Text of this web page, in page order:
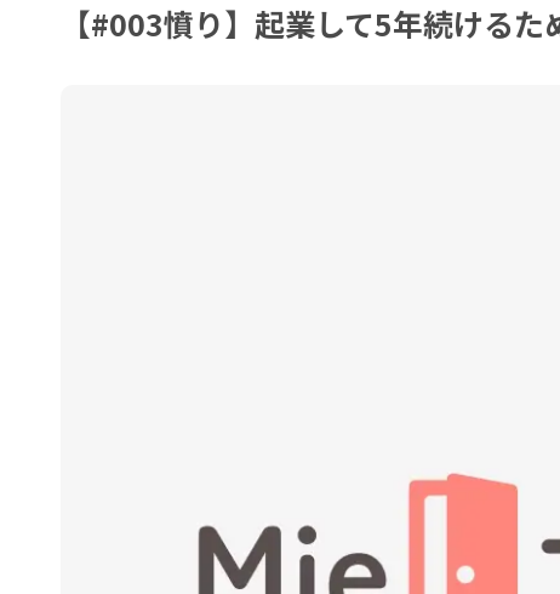
【#003憤り】起業して5年続ける